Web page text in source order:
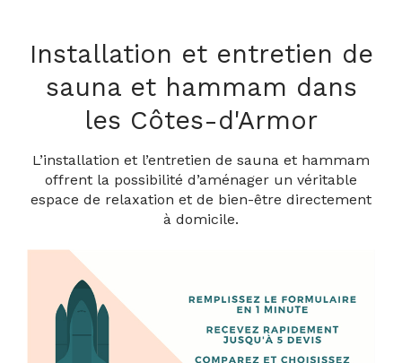
Plus d'artisans et professionnels
Installation et entretien de
sauna et hammam dans
les Côtes-d'Armor
L’installation et l’entretien de sauna et hammam
offrent la possibilité d’aménager un véritable
espace de relaxation et de bien-être directement
à domicile.